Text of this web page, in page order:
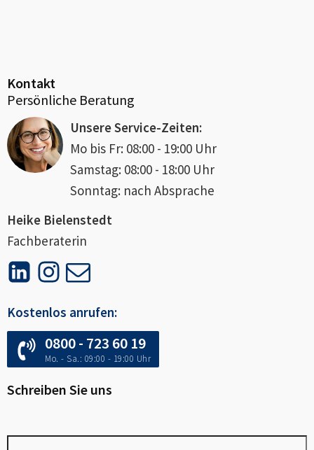
Kontakt
Persönliche Beratung
Unsere Service-Zeiten:
Mo bis Fr: 08:00 - 19:00 Uhr
Samstag: 08:00 - 18:00 Uhr
Sonntag: nach Absprache
Heike Bielenstedt
Fachberaterin
Kostenlos anrufen:
0800 - 723 60 19
Mo. - Sa.: 09:00 - 19:00 Uhr
Schreiben Sie uns